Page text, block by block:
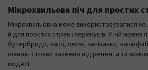
Мікрохвильова піч для простих
Мікрохвильовка може використовуватися не
й для простих страв і перекусів. У ній можна
бутерброди, каші, овочі, запіканки,
швидкі страви залежно від рецепта та
моделі.